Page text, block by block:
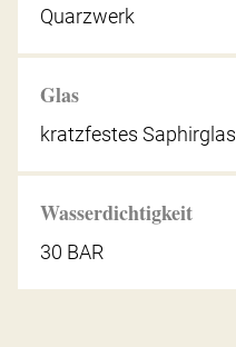
Quarzwerk
Glas
kratzfestes Saphirglas
Wasserdichtigkeit
30 BAR